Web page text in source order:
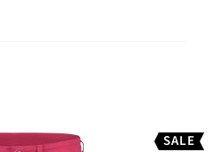
SALE